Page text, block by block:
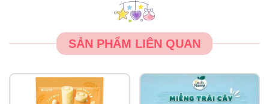
SẢN PHẨM LIÊN QUAN